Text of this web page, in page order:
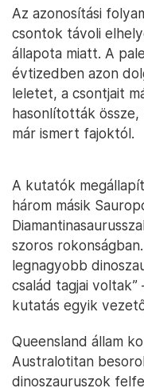
Az azonosítási
csontok távoli
állapota miatt. A
évtizedben azon
leletet, a csontjait
hasonlították
már ismert fajoktól.
A kutatók
három másik
szoros
legnagyobb
család tagjai
kutatás egyik
Queensland állam
Australotitan
dinoszauruszok